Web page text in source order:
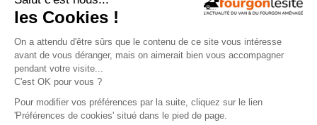
par services
aménageurs